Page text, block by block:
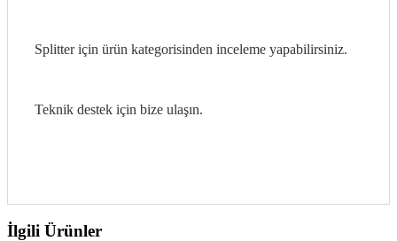
Splitter için ürün kategorisinden inceleme yapabilirsiniz.
Teknik destek için bize ulaşın.
İlgili Ürünler